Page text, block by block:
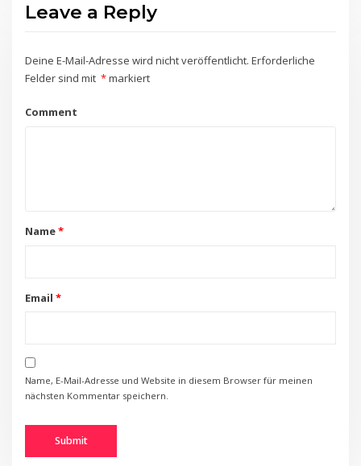
Leave a Reply
Deine E-Mail-Adresse wird nicht veröffentlicht. Erforderliche
Felder sind mit *markiert
Comment
Name*
Email *
Name, E-Mail-Adresse und Website in diesem Browser für meinen
nächsten Kommentar speichern.